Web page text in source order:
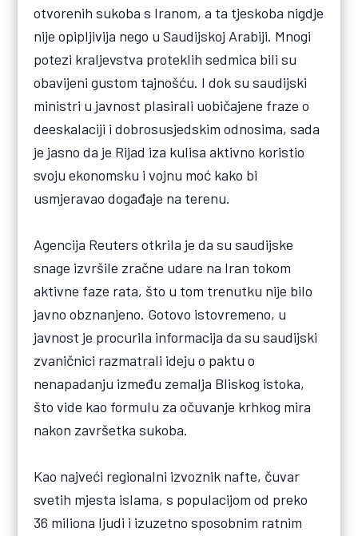
otvorenih sukoba s Iranom, a ta tjeskoba nigdje
nije opipljivija nego u Saudijskoj Arabiji. Mnogi
potezi kraljevstva proteklih sedmica bili su
obavijeni gustom tajnošću. I dok su saudijski
ministri u javnost plasirali uobičajene fraze o
deeskalaciji i dobrosusjedskim odnosima, sada
je jasno da je Rijad iza kulisa aktivno koristio
svoju ekonomsku i vojnu moć kako bi
usmjeravao događaje na terenu.
Agencija Reuters otkrila je da su saudijske
snage izvršile zračne udare na Iran tokom
aktivne faze rata, što u tom trenutku nije bilo
javno obznanjeno. Gotovo istovremeno, u
javnost je procurila informacija da su saudijski
zvaničnici razmatrali ideju o paktu o
nenapadanju između zemalja Bliskog istoka,
što vide kao formulu za očuvanje krhkog mira
nakon završetka sukoba.
Kao najveći regionalni izvoznik nafte, čuvar
svetih mjesta islama, s populacijom od preko
36 miliona ljudi i izuzetno sposobnim ratnim